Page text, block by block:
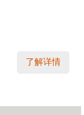
了解详情